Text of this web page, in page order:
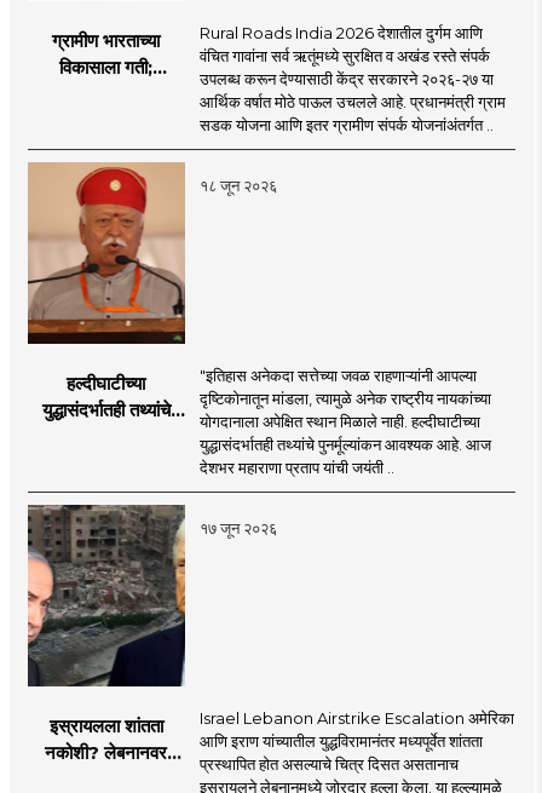
ग्रामीण भारताच्या
विकासाला गती;
लक्ष्य!
Rural Roads India 2026 देशातील दुर्गम आणि
वंचित गावांना सर्व ऋतूंमध्ये सुरक्षित व अखंड रस्ते संपर्क
उपलब्ध करून देण्यासाठी केंद्र सरकारने २०२६-२७ या
आर्थिक वर्षात मोठे पाऊल उचलले आहे. प्रधानमंत्री ग्राम
सडक योजना आणि इतर ग्रामीण संपर्क योजनांअंतर्गत ..
१८ जून २०२६
हल्दीघाटीच्या
युद्धासंदर्भातही तथ्यांचे
मोहनजी भागवत
"इतिहास अनेकदा सत्तेच्या जवळ राहणाऱ्यांनी आपल्या
दृष्टिकोनातून मांडला, त्यामुळे अनेक राष्ट्रीय नायकांच्या
योगदानाला अपेक्षित स्थान मिळाले नाही. हल्दीघाटीच्या
युद्धासंदर्भातही तथ्यांचे पुनर्मूल्यांकन आवश्यक आहे. आज
देशभर महाराणा प्रताप यांची जयंती ..
१७ जून २०२६
इस्रायलला शांतता
नकोशी? लेबनानवर
Israel Lebanon Airstrike Escalation अमेरिका
आणि इराण यांच्यातील युद्धविरामानंतर मध्यपूर्वेत शांतता
प्रस्थापित होत असल्याचे चित्र दिसत असतानाच
इस्रायलने लेबनानमध्ये जोरदार हल्ला केला. या हल्ल्यामुळे